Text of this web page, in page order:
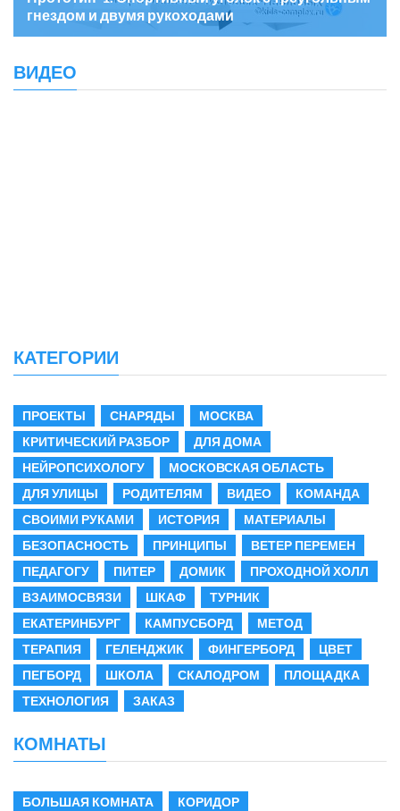
гнездом и двумя рукоходами
ВИДЕО
КАТЕГОРИИ
ПРОЕКТЫ СНАРЯДЫ
МОСКВА
КРИТИЧЕСКИЙ РАЗБОР
ДЛЯ ДОМА
НЕЙРОПСИХОЛОГУ
МОСКОВСКАЯ ОБЛАСТЬ
ДЛЯ УЛИЦЫ
РОДИТЕЛЯМ ВИДЕО
КОМАНДА
СВОИМИ РУКАМИ
ИСТОРИЯ
МАТЕРИАЛЫ
БЕЗОПАСНОСТЬ
ПРИНЦИПЫ
ВЕТЕР ПЕРЕМЕН
ПЕДАГОГУ
ПИТЕР ДОМИК
ПРОХОДНОЙ ХОЛЛ
ВЗАИМОСВЯЗИ
ШКАФ
ТУРНИК
ЕКАТЕРИНБУРГ
КАМПУСБОРД
МЕТОД
ТЕРАПИЯ
ГЕЛЕНДЖИК ФИНГЕРБОРД
ЦВЕТ
ПЕГБОРД
ШКОЛА СКАЛОДРОМ
ПЛОЩАДКА
ТЕХНОЛОГИЯ
ЗАКАЗ
КОМНАТЫ
БОЛЬШАЯ КОМНАТА
КОРИДОР